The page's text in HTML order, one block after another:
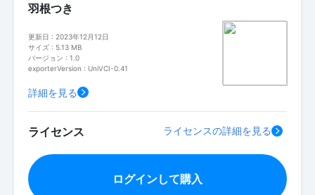
羽根つき
更新日 : 2023年12月12日
サイズ : 5.13 MB
バージョン : 1.0
exporterVersion : UniVCI-0.41
詳細を見る
ライセンス ライセンスの詳細を見る
ログインして購入